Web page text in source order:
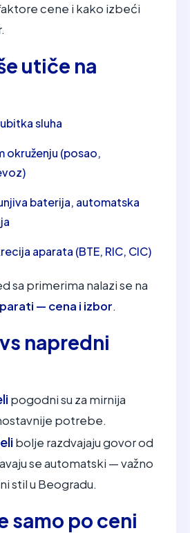
cene i kako izbeći
utiče na
sluha
okruženju (posao,
baterija, automatska
aparata (BTE, RIC, CIC)
sa primerima nalazi se na
— cena i izbor.
napredni
pogodni su za mirnija
potrebe.
bolje razdvajaju govor od
se automatski — važno
stil u Beogradu.
samo po ceni